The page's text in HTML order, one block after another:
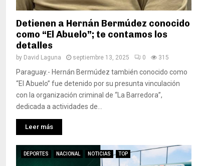
Detienen a Hernán Bermúdez conocido
como “El Abuelo”; te contamos los
detalles
by David Laguna septiembre 13, 2025 0 315
Paraguay.- Hernán Bermúdez también conocido como
“El Abuelo” fue detenido por su presunta vinculación
con la organización criminal de “La Barredora”,
dedicada a actividades de...
Leer más
DEPORTES NACIONAL NOTICIAS TOP